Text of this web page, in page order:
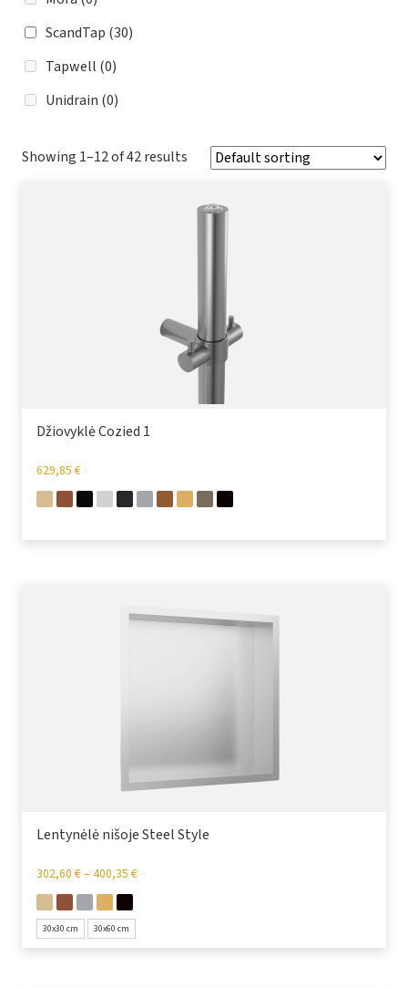
ScandTap (30)
Tapwell (0)
Unidrain (0)
Showing 1–12 of 42 results
Džiovyklė Cozied 1
629,85 €
Lentynėlė nišoje Steel Style
302,60 €– 400,35 €
30x30 cm 30x60 cm